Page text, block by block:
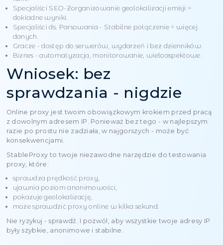
W jaki sposób
weryfikacyjne proxy
działa ze stabilnej
Skopiuj swoją listę proxy.
Włóż go do formularza na stronie.
Naciśnij przycisk weryfikacyjny.
Po kilku sekundach otrzymasz pełną tabelę
Może to być zarówno szybka kontrola proxy, jak i
proxy online za darmo - bez ograniczeń i bez
Tabela: Przykład
weryfikacji proxy